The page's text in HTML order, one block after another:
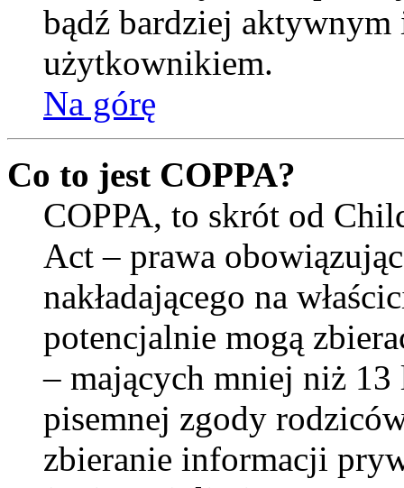
bądź bardziej aktywnym
użytkownikiem.
Na górę
Co to jest COPPA?
COPPA, to skrót od
Act – prawa
nakładającego na
potencjalnie mogą
– mających mniej niż 13
pisemnej zgody
zbieranie informacji